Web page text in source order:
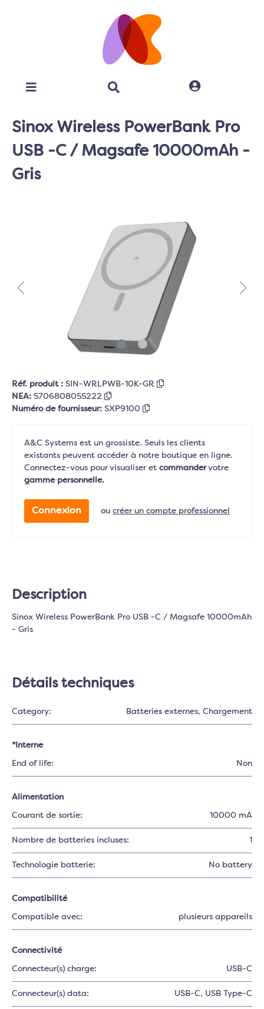
Sinox Wireless PowerBank Pro
USB -C / Magsafe 10000mAh -
Gris
Réf. produit : SIN-WRLPWB-10K-GR
NEA: 5706808055222
Numéro de fournisseur: SXP9100
A&C Systems est un grossiste. Seuls les clients
existants peuvent accéder à notre boutique en ligne.
Connectez-vous pour visualiser et commandervotre
gamme personnelle.
Connexion ou créer un compte professionnel
Description
Sinox Wireless PowerBank Pro USB -C / Magsafe 10000mAh
- Gris
Détails techniques
Category: Batteries externes, Chargement
*Interne
End of life: Non
Alimentation
Courant de sortie: 10000 mA
Nombre de batteries incluses: 1
Technologie batterie: No battery
Compatibilité
Compatible avec: plusieurs appareils
Connectivité
Connecteur(s) charge: USB-C
Connecteur(s) data: USB-C, USB Type-C